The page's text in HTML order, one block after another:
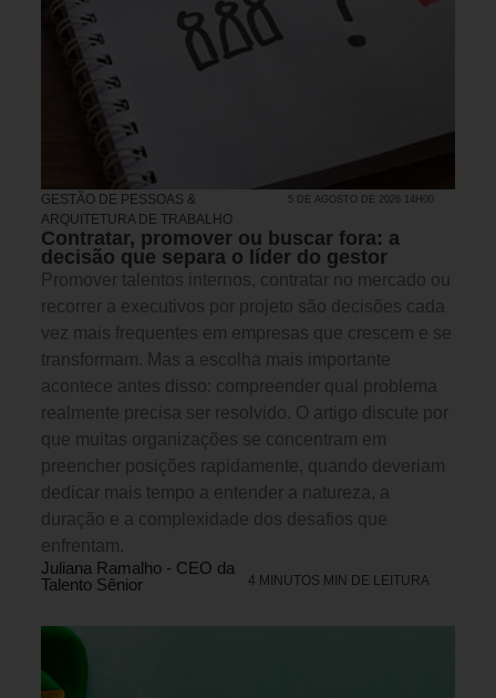
GESTÃO DE PESSOAS &
ARQUITETURA DE TRABALHO
5 DE AGOSTO DE 2026 14H00
Contratar, promover ou buscar fora: a
decisão que separa o líder do gestor
Promover talentos internos, contratar no mercado ou
recorrer a executivos por projeto são decisões cada
vez mais frequentes em empresas que crescem e se
transformam. Mas a escolha mais importante
acontece antes disso: compreender qual problema
realmente precisa ser resolvido. O artigo discute por
que muitas organizações se concentram em
preencher posições rapidamente, quando deveriam
dedicar mais tempo a entender a natureza, a
duração e a complexidade dos desafios que
enfrentam.
Juliana Ramalho - CEO da
Talento Sênior
4 MINUTOS MIN DE LEITURA